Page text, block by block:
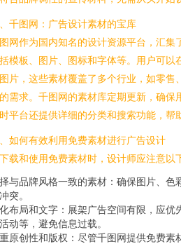
千图网：广告设计素材的宝库
网作为国内知名的设计资源平台，汇集
模板、图片、图标和字体等。用户可以
片，这些素材覆盖了多个行业，如零售
需求。千图网的素材库定期更新，确保
平台还提供详细的分类和搜索功能，帮
如何有效利用免费素材进行广告设计
载和使用免费素材时，设计师应注意以
与品牌风格一致的素材：确保图片、色
突。
布局和文字：展架广告空间有限，应优
动等，避免信息过载。
原创性和版权：尽管千图网提供免费素